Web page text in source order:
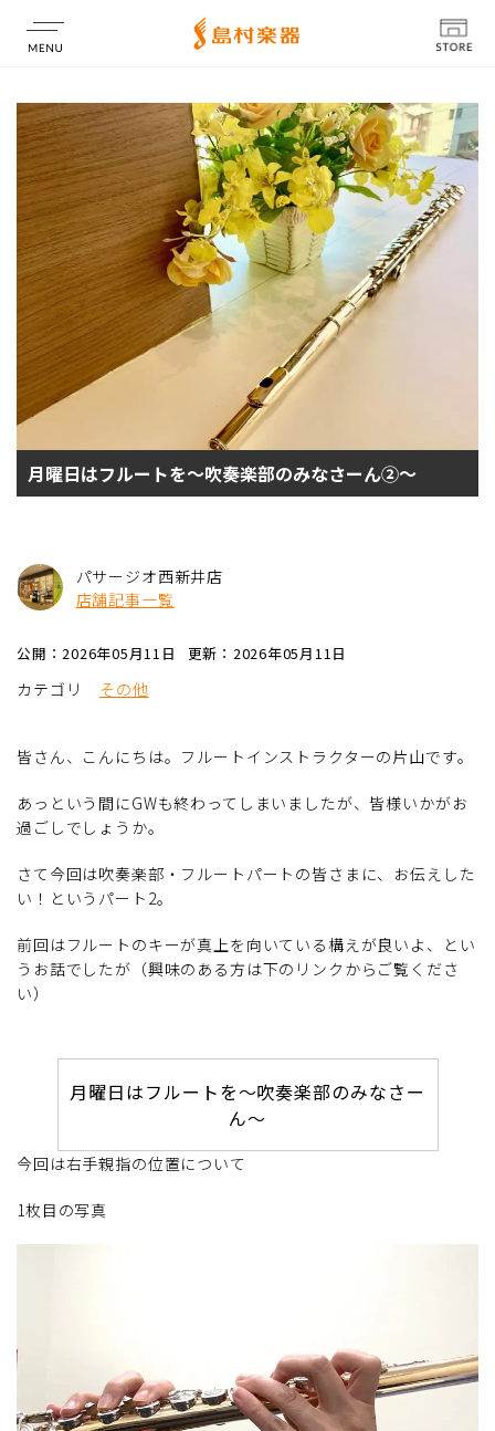
店舗情報
月曜日はフルートを～吹奏楽部のみなさーん②～
パサージオ西新井店
店舗記事一覧
公開：2026年05月11日 更新：2026年05月11日
カテゴリ その他
皆さん、こんにちは。フルートインストラクターの片山です。
あっという間にGWも終わってしまいましたが、皆様いかがお
過ごしでしょうか。
さて今回は吹奏楽部・フルートパートの皆さまに、お伝えした
い！というパート2。
前回はフルートのキーが真上を向いている構えが良いよ、とい
うお話でしたが（興味のある方は下のリンクからご覧くださ
い）
月曜日はフルートを～吹奏楽部のみなさー
ん～
今回は右手親指の位置について
1枚目の写真